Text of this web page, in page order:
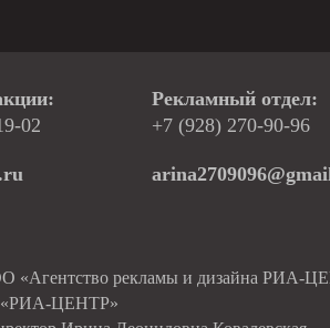
02
Рекламный отдел:
+7 (928) 270-90-96
«Агентство рекламы и дизайна РИА-
«РИА-ЦЕНТР»